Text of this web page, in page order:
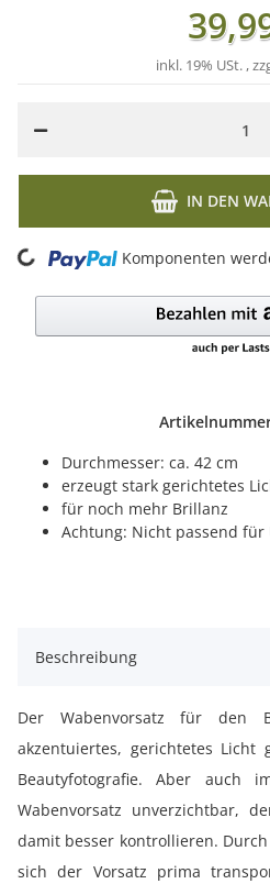
Durchmesser: ca. 42 cm
erzeugt stark gerichtetes
für noch mehr Brillanz
Achtung: Nicht passend für
inkl. 19% USt. ,
IN DEN
Komponenten
Beschreibung
Der Wabenvorsatz für den
akzentuiertes, gerichtetes
Beautyfotografie. Aber auch
Wabenvorsatz unverzichtbar,
damit besser kontrollieren.
sich der Vorsatz prima